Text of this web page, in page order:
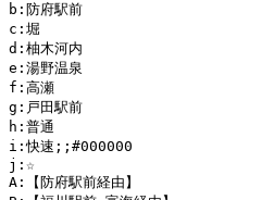
b:防府駅前
c:堀
d:柚木河内
e:湯野温泉
f:高瀬
g:戸田駅前
h:普通
i:快速;;#000000
j:☆
A:【防府駅前経由】